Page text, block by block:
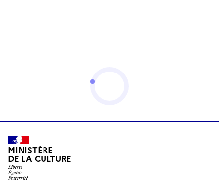
MINISTÈRE
DE LA CULTURE